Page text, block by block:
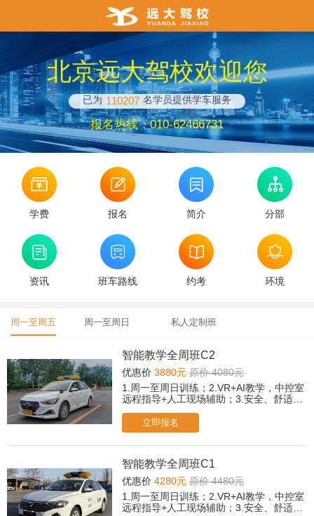
北京远大驾校欢迎您
已为 110207 名学员提供学车服务
报名热线：010-62466731
学费 报名 简介 分部
资讯 班车路线 约考 环境
周一至周五 周一至周日 私人定制班
智能教学全周班C2
优惠价 3880元 原价 4080元
1.周一至周日训练；2.VR+AI教学，中控室
远程指导+人工现场辅助；3.安全、舒适、
前模拟。（遇忙或无人接听可后台提交报
名，老师会尽快与您联系！）
立即报名
智能教学全周班C1
优惠价 4280元 原价 4480元
1.周一至周日训练；2.VR+AI教学，中控室
远程指导+人工现场辅助；3.安全、舒适、